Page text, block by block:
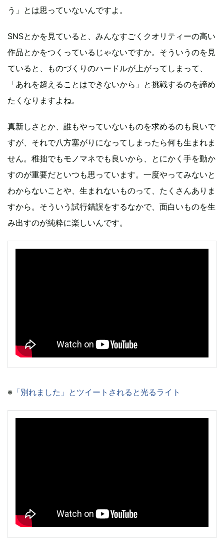
う」とは思っていないんですよ。
SNSとかを見ていると、みんなすごくクオリティーの高い
作品とかをつくっているじゃないですか。そういうのを見
ていると、ものづくりのハードルが上がってしまって、
「あれを超えることはできないから」と挑戦するのを諦め
たくなりますよね。
真新しさとか、誰もやっていないものを求めるのも良いで
すが、それで八方塞がりになってしまったら何も生まれま
せん。稚拙でもモノマネでも良いから、とにかく手を動か
すのが重要だといつも思っています。一度やってみないと
わからないことや、生まれないものって、たくさんありま
すから。そういう試行錯誤をするなかで、面白いものを生
み出すのが純粋に楽しいんです。
※ 「別れました」とツイートされると光るライト